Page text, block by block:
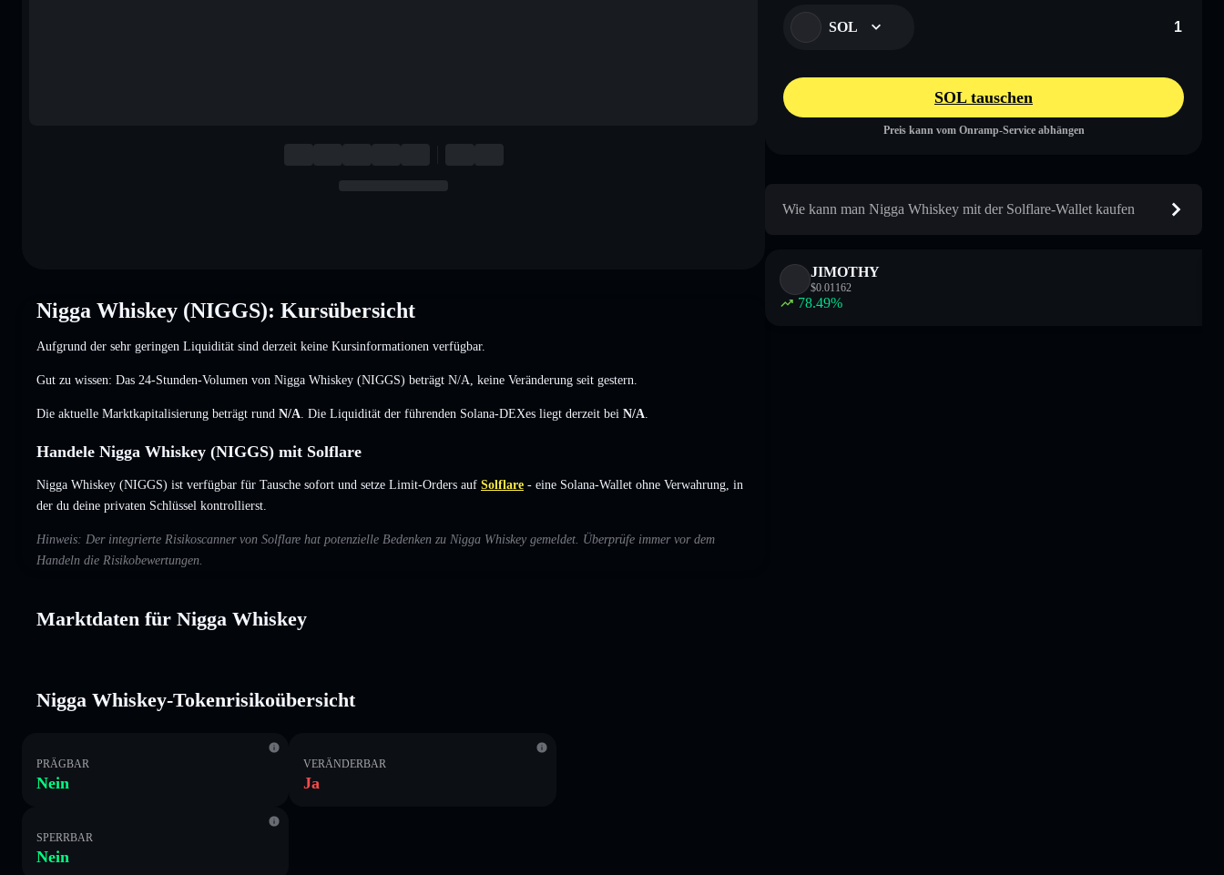
Nigga Whiskey (NIGGS): Kursübersicht
Aufgrund der sehr geringen Liquidität sind derzeit keine Kursinformationen verfügbar.
Gut zu wissen: Das 24-Stunden-Volumen von Nigga Whiskey (NIGGS) beträgt N/A keine Veränderung seit gestern.
Die aktuelle Marktkapitalisierung beträgt rund N/A . Die Liquidität der führenden Solana-DEXes liegt derzeit bei N/A
Handele Nigga Whiskey (NIGGS) mit Solflare
Nigga Whiskey (NIGGS) ist verfügbar für Tausche sofort und setze Limit-Orders auf Solflare - eine Solana-Wallet ohne Verwahrung, in
der du deine privaten Schlüssel kontrollierst.
Hinweis: Der integrierte Risikoscanner von Solflare hat potenzielle Bedenken zu Nigga Whiskey gemeldet. Überprüfe immer vor dem
Handeln die Risikobewertungen.
Marktdaten für Nigga Whiskey
Nigga Whiskey-Tokenrisikoübersicht
PRÄGBAR
Nein
VERÄNDERBAR
Ja
SPERRBAR
Nein
SOL
SOL tauschen
Preis kann vom Onramp-Service abhängen
Wie kann man Nigga Whiskey mit der Solflare-Wallet kaufen
JIMOTHY
$0.01162
78.49%